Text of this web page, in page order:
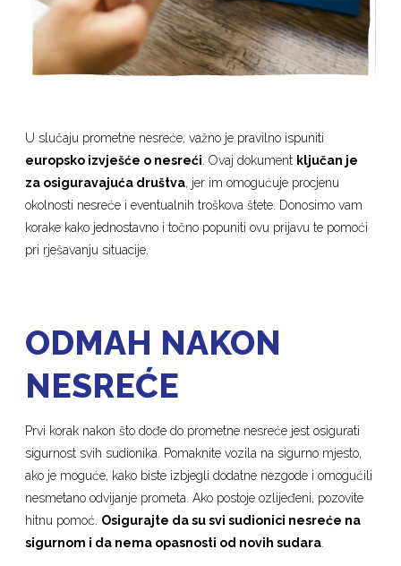
U slučaju prometne nesreće, važno je pravilno ispuniti
europsko izvješće o nesreći . Ovaj dokument ključan je
za osiguravajuća društva, jer im omogućuje procjenu
okolnosti nesreće i eventualnih troškova štete. Donosimo vam
korake kako jednostavno i točno popuniti ovu prijavu te pomoći
pri rješavanju situacije.
ODMAH NAKON
NESREĆE
Prvi korak nakon što dođe do prometne nesreće jest osigurati
sigurnost svih sudionika. Pomaknite vozila na sigurno mjesto,
ako je moguće, kako biste izbjegli dodatne nezgode i omogućili
nesmetano odvijanje prometa. Ako postoje ozlijeđeni, pozovite
hitnu pomoć. Osigurajte da su svi sudionici nesreće na
sigurnom i da nema opasnosti od novih sudara